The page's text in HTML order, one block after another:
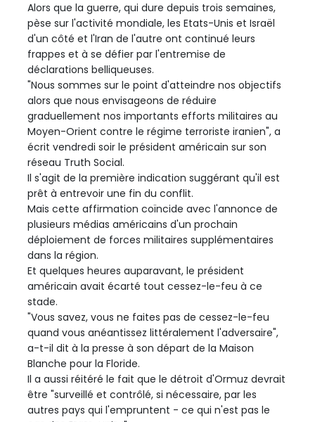
Alors que la guerre, qui dure depuis trois semaines,
pèse sur l'activité mondiale, les Etats-Unis et Israël
d'un côté et l'Iran de l'autre ont continué leurs
frappes et à se défier par l'entremise de
déclarations belliqueuses.
"Nous sommes sur le point d'atteindre nos objectifs
alors que nous envisageons de réduire
graduellement nos importants efforts militaires au
Moyen-Orient contre le régime terroriste iranien", a
écrit vendredi soir le président américain sur son
réseau Truth Social.
Il s'agit de la première indication suggérant qu'il est
prêt à entrevoir une fin du conflit.
Mais cette affirmation coïncide avec l'annonce de
plusieurs médias américains d'un prochain
déploiement de forces militaires supplémentaires
dans la région.
Et quelques heures auparavant, le président
américain avait écarté tout cessez-le-feu à ce
stade.
"Vous savez, vous ne faites pas de cessez-le-feu
quand vous anéantissez littéralement l'adversaire",
a-t-il dit à la presse à son départ de la Maison
Blanche pour la Floride.
Il a aussi réitéré le fait que le détroit d'Ormuz devrait
être "surveillé et contrôlé, si nécessaire, par les
autres pays qui l'empruntent - ce qui n'est pas le